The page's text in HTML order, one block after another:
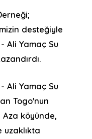
desteğiyle
Ali Yamaç Su
Ali Yamaç Su
Togo'nun
köyünde,
uzaklıkta